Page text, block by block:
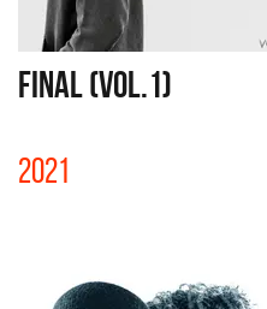
FINAL (VOL.1)
2021